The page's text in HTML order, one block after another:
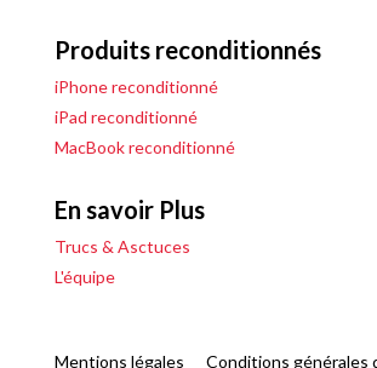
Produits reconditionnés
iPhone reconditionné
iPad reconditionné
MacBook reconditionné
En savoir Plus
Trucs & Asctuces
L'équipe
Mentions légales Conditions générales